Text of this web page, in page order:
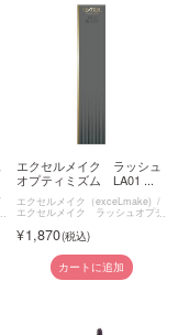
エクセルメイク ラッシュ
オプティミズム LA01 ...
エクセルメイク（exceLmake)
エクセルメイク ラッシュオプテ
1,870
カートに追加